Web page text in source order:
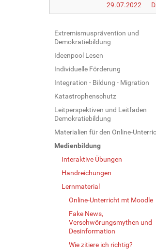
29.07.2022
N
a
v
i
g
a
t
i
o
n
Extremismusprävention und
Demokratiebildung
Ideenpool Lesen
Individuelle Förderung
Integration - Bildung - Migration
Katastrophenschutz
Leitperspektiven und Leitfaden
Demokratiebildung
Materialien für den Online-
Medienbildung
Interaktive Übungen
Handreichungen
Lernmaterial
Online-Unterricht mt Moodle
Fake News,
Verschwörungsmythen und
Desinformation
Wie zitiere ich richtig?